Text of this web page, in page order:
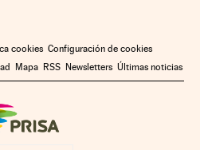
cookies Configuración de cookies
Mapa RSS Newsletters Últimas noticias